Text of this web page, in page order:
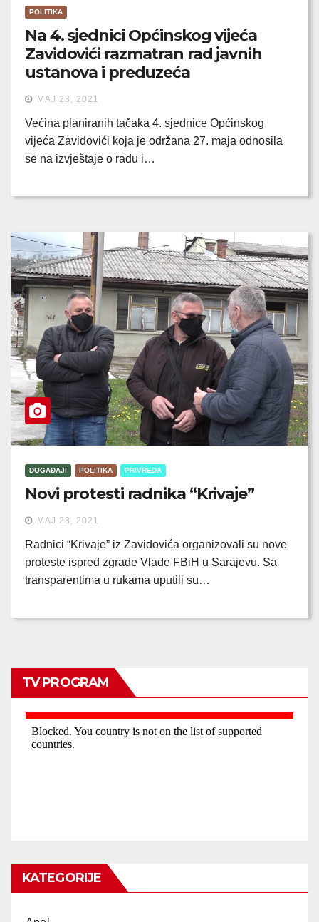
POLITIKA
Na 4. sjednici Općinskog vijeća
Zavidovići razmatran rad javnih
ustanova i preduzeća
MAJ 28, 2021
Većina planiranih tačaka 4. sjednice Općinskog
vijeća Zavidovići koja je održana 27. maja odnosila
se na izvještaje o radu i…
DOGAĐAJI POLITIKA PRIVREDA
Novi protesti radnika “Krivaje”
MAJ 28, 2021
Radnici “Krivaje” iz Zavidovića organizovali su nove
proteste ispred zgrade Vlade FBiH u Sarajevu. Sa
transparentima u rukama uputili su…
TV PROGRAM
KATEGORIJE